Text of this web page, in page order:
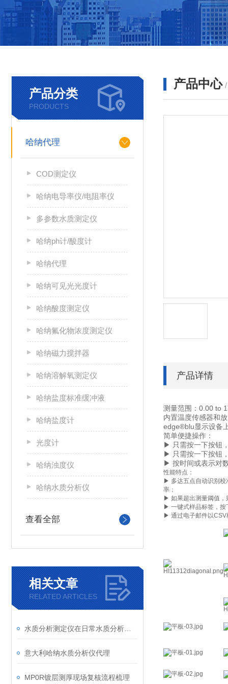
产品分类
PRODUCTS
哈纳代理
COD测定仪
哈纳电导率仪/电阻率仪
多参数水质测定仪
哈纳ph计/酸度计
哈纳代理
哈纳可见光光度计
哈纳酸度测定仪
哈纳氟化物浓度测定仪
哈纳磁力搅拌器
哈纳溶解氧测定仪
哈纳盐度标准缓冲液
哈纳盐度计
光度计
哈纳浊度仪
哈纳水质分析仪
查看全部
相关文章
RELATED ARTICLES
意大利哈纳水质分析仪代理
MP0R镀层测厚现场复核流程梳理
产品中心
产品详情
测量范围：0.00 to
内置温度传感器和
edge®blu显示设备
简单便捷操作：
▶ 只需按一下按钮
▶ 只需按一下按钮
▶ 按时间或表示对
性能特点：
▶ 多达五点自动识别校
率；
▶ 如果超出测量阈值，
▶ 一键式样品标签，按
▶ 通过电子邮件以CSV